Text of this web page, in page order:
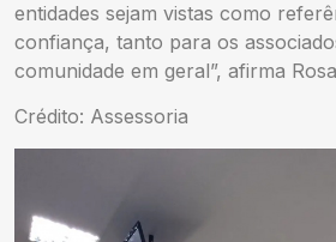
entidades sejam vistas como
confiança, tanto para os
comunidade em geral”, afirma
Crédito: Assessoria